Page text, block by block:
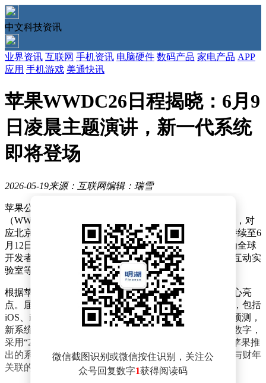
中文科技资讯
业界资讯 互联网 手机资讯 电脑硬件 数码产品 家电产品 APP
应用 手机游戏 美通快讯
苹果WWDC26日程揭晓：6月9
日凌晨主题演讲，新一代系统
即将登场
2026-05-19来源：互联网编辑：瑞雪
苹果公司近日正式宣布，2026年度全球开发者大会
（WWDC26）将于太平洋时间6月8日上午10点拉开帷幕，对
应北京时间为6月9日凌晨1点。这场为期五天的盛会将持续至6
月12日（当地时间），北京时间则延续至6月13日。作为全球
开发者关注的焦点，大会将通过主题演讲、技术讲座、互动实
验室等形式，全面展示苹果生态系统的最新创新成果。
根据苹果官网公布的日程安排，开幕主题演讲将成为核心亮
点。届时，苹果将揭晓旗下五大操作系统的新一代版本，包括
iOS、iPadOS、macOS、watchOS和visionOS。业内普遍预测，
新系统将延续去年突破性的命名策略——直接跳过中间数字，
采用“27”作为版本号后缀。这一调整始于2025年，当时苹果推
出的系统版本直接从18跃升至26，引发外界对命名逻辑与财年
关联的猜测。
微信截图识别或微信按住识别，关注公
众号回复数字1获得阅读码